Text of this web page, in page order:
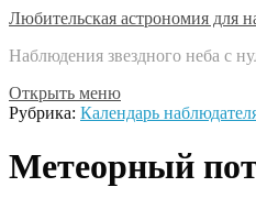
Любительская астрономия для
Наблюдения звездного неба с
Открыть меню
Рубрика: Календарь
Метеорный